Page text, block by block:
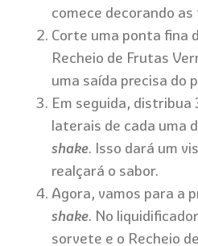
comece decorando as
Corte uma ponta fina
Recheio de Frutas
uma saída precisa do
Em seguida, distribua
laterais de cada uma
shake. Isso dará um
realçará o sabor.
Agora, vamos para a
shake. No
sorvete e o Recheio